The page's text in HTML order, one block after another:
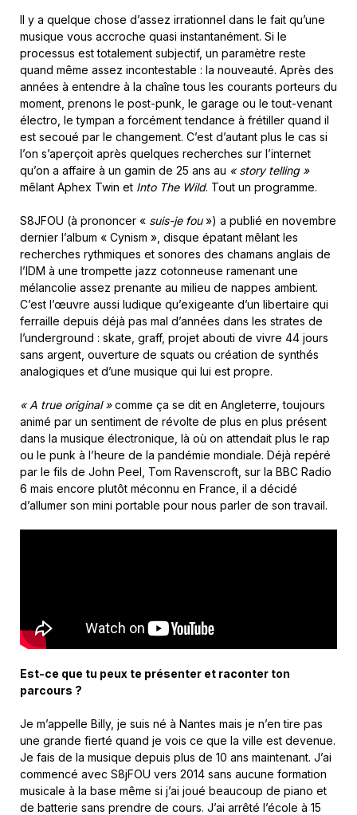
Il y a quelque chose d’assez irrationnel dans le fait qu’une
musique vous accroche quasi instantanément. Si le
processus est totalement subjectif, un paramètre reste
quand même assez incontestable : la nouveauté. Après des
années à entendre à la chaîne tous les courants porteurs du
moment, prenons le post-punk, le garage ou le tout-venant
électro, le tympan a forcément tendance à frétiller quand il
est secoué par le changement. C’est d’autant plus le cas si
l’on s’aperçoit après quelques recherches sur l’internet
qu’on a affaire à un gamin de 25 ans au « story telling »
mêlant Aphex Twin et Into The Wild. Tout un programme.
S8JFOU (à prononcer « suis-je fou») a publié en novembre
dernier l’album « Cynism », disque épatant mêlant les
recherches rythmiques et sonores des chamans anglais de
l’IDM à une trompette jazz cotonneuse ramenant une
mélancolie assez prenante au milieu de nappes ambient.
C’est l’œuvre aussi ludique qu’exigeante d’un libertaire qui
ferraille depuis déjà pas mal d’années dans les strates de
l’underground : skate, graff, projet abouti de vivre 44 jours
sans argent, ouverture de squats ou création de synthés
analogiques et d’une musique qui lui est propre.
« A true original »comme ça se dit en Angleterre, toujours
animé par un sentiment de révolte de plus en plus présent
dans la musique électronique, là où on attendait plus le rap
ou le punk à l’heure de la pandémie mondiale. Déjà repéré
par le fils de John Peel, Tom Ravenscroft, sur la BBC Radio
6 mais encore plutôt méconnu en France, il a décidé
d’allumer son mini portable pour nous parler de son travail.
Est-ce que tu peux te présenter et raconter ton
parcours ?
Je m’appelle Billy, je suis né à Nantes mais je n’en tire pas
une grande fierté quand je vois ce que la ville est devenue.
Je fais de la musique depuis plus de 10 ans maintenant. J’ai
commencé avec S8jFOU vers 2014 sans aucune formation
musicale à la base même si j’ai joué beaucoup de piano et
de batterie sans prendre de cours. J’ai arrêté l’école à 15